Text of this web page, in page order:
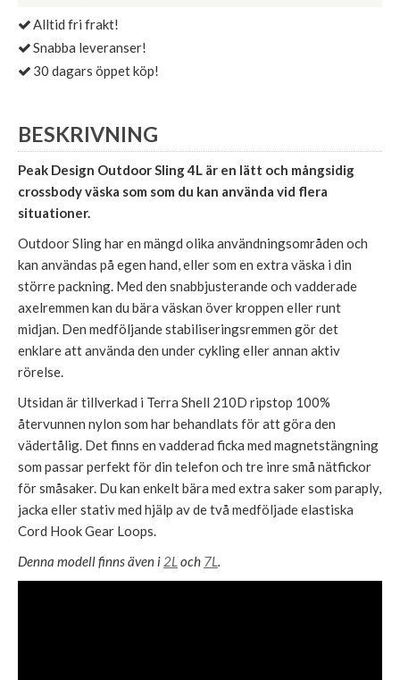
Alltid fri frakt!
Snabba leveranser!
30 dagars öppet köp!
BESKRIVNING
Peak Design Outdoor Sling 4L är en lätt och mångsidig
crossbody väska som som du kan använda vid flera
situationer.
Outdoor Sling har en mängd olika användningsområden och
kan användas på egen hand, eller som en extra väska i din
större packning. Med den snabbjusterande och vadderade
axelremmen kan du bära väskan över kroppen eller runt
midjan. Den medföljande stabiliseringsremmen gör det
enklare att använda den under cykling eller annan aktiv
rörelse.
Utsidan är tillverkad i Terra Shell 210D ripstop 100%
återvunnen nylon som har behandlats för att göra den
vädertålig. Det finns en vadderad ficka med magnetstängning
som passar perfekt för din telefon och tre inre små nätfickor
för småsaker. Du kan enkelt bära med extra saker som paraply,
jacka eller stativ med hjälp av de två medföljade elastiska
Cord Hook Gear Loops.
Denna modell finns även i 2L och 7L.